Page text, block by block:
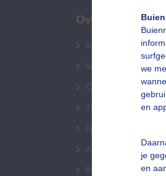
we
en
je
en
Over Buienradar
Bedrijfsgegevens
Veelgestelde
Contact
Toegankelijkheid
Adverteren
Buienradar Team